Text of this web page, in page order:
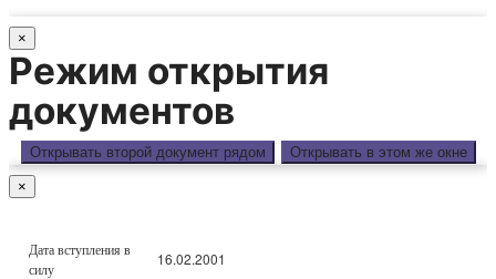
×
Режим открытия
документов
Открывать второй документ рядом Открывать в этом же окне
×
Дата вступления в
силу
16.02.2001